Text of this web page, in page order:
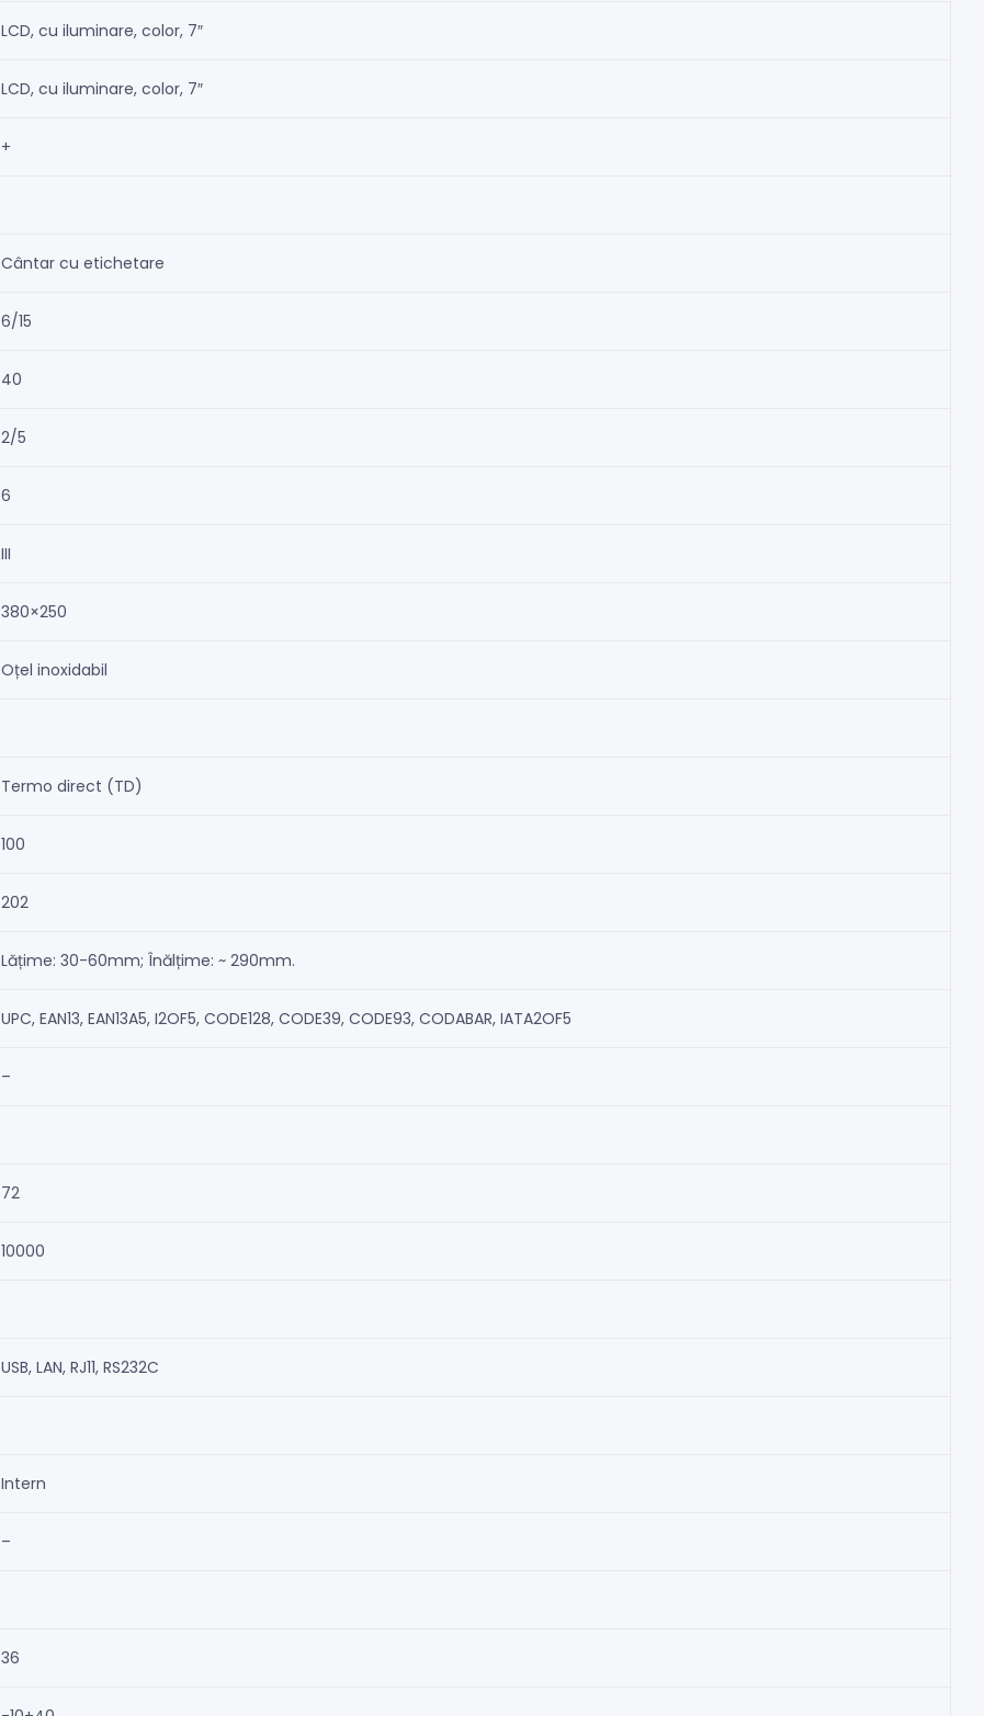
LCD, cu iluminare, color, 7″
LCD, cu iluminare, color, 7″
+
Cântar cu etichetare
6/15
40
2/5
6
III
380×250
Oțel inoxidabil
Termo direct (TD)
100
202
Lățime: 30-60mm; Înălțime: ~ 290mm.
UPC, EAN13, EAN13A5, I2OF5, CODE128, CODE39, CODE93, CODABAR, IATA2OF5
–
72
10000
USB, LAN, RJ11, RS232C
Intern
–
36